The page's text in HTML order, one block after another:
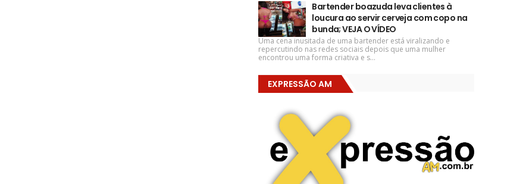
Bartender boazuda leva clientes à
loucura ao servir cerveja com copo na
bunda; VEJA O VÍDEO
Uma cena inusitada de uma bartender está viralizando e
repercutindo nas redes sociais depois que uma mulher
encontrou uma forma criativa e s...
EXPRESSÃO AM